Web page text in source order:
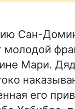
Сан-
молодой
Мари.
его